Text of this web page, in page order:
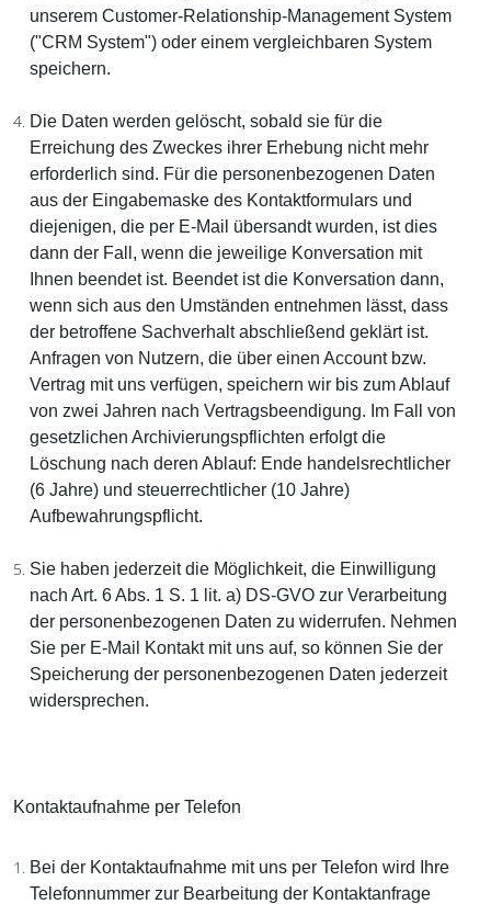
unserem Customer-Relationship-Management System
("CRM System") oder einem vergleichbaren System
speichern.
Die Daten werden gelöscht, sobald sie für die
Erreichung des Zweckes ihrer Erhebung nicht mehr
erforderlich sind. Für die personenbezogenen Daten
aus der Eingabemaske des Kontaktformulars und
diejenigen, die per E-Mail übersandt wurden, ist dies
dann der Fall, wenn die jeweilige Konversation mit
Ihnen beendet ist. Beendet ist die Konversation dann,
wenn sich aus den Umständen entnehmen lässt, dass
der betroffene Sachverhalt abschließend geklärt ist.
Anfragen von Nutzern, die über einen Account bzw.
Vertrag mit uns verfügen, speichern wir bis zum Ablauf
von zwei Jahren nach Vertragsbeendigung. Im Fall von
gesetzlichen Archivierungspflichten erfolgt die
Löschung nach deren Ablauf: Ende handelsrechtlicher
(6 Jahre) und steuerrechtlicher (10 Jahre)
Aufbewahrungspflicht.
Sie haben jederzeit die Möglichkeit, die Einwilligung
nach Art. 6 Abs. 1 S. 1 lit. a) DS-GVO zur Verarbeitung
der personenbezogenen Daten zu widerrufen. Nehmen
Sie per E-Mail Kontakt mit uns auf, so können Sie der
Speicherung der personenbezogenen Daten jederzeit
widersprechen.
Kontaktaufnahme per Telefon
Bei der Kontaktaufnahme mit uns per Telefon wird Ihre
Telefonnummer zur Bearbeitung der Kontaktanfrage